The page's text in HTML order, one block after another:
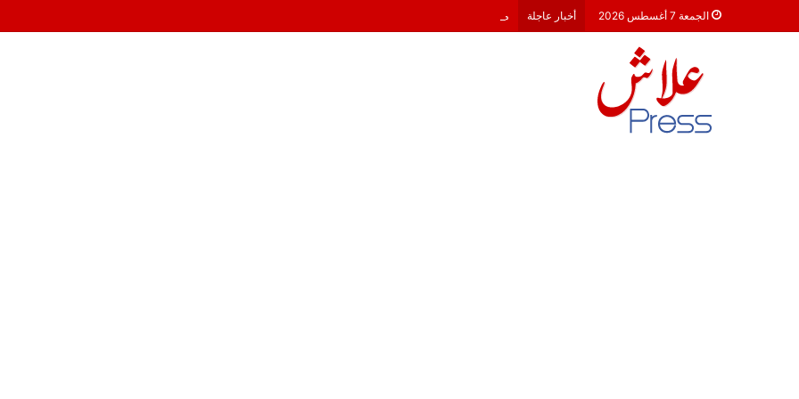
الجمعة 7 أغسطس 2026 أخبار عاجلة معركة 23 شتنبر 2026: هل أصبحت الأحزاب السياسية مجرد محطات لـ “الترحال الانتخابي”؟